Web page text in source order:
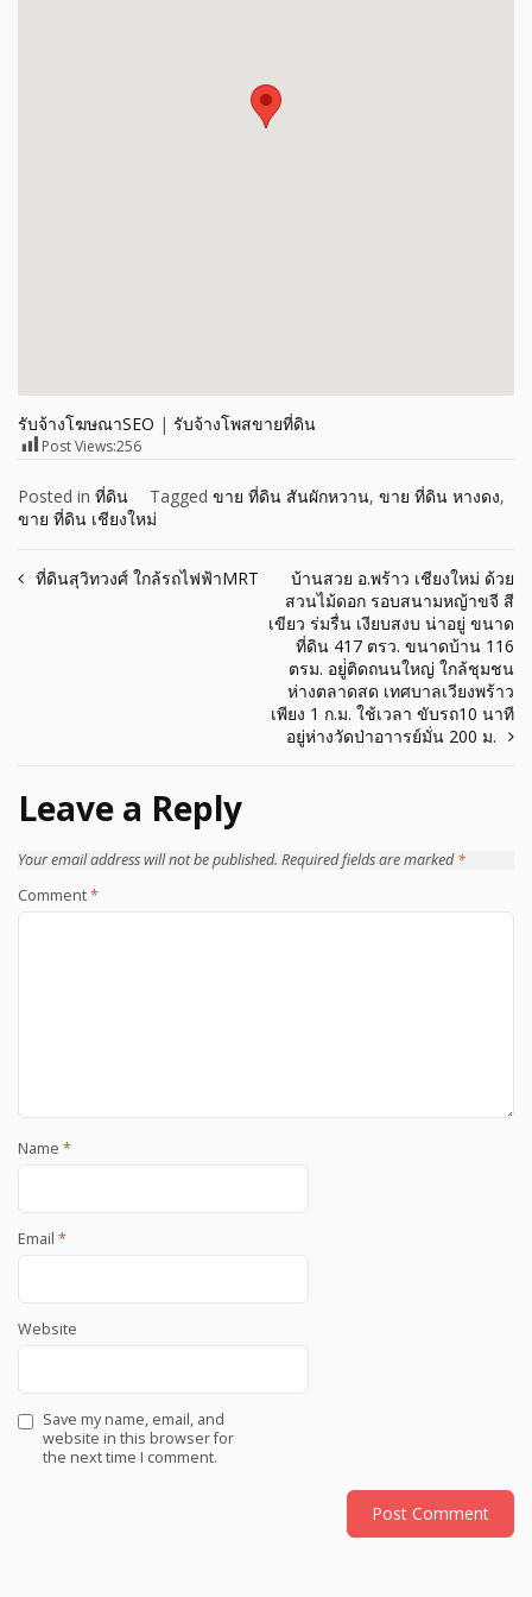
รับจ้างโฆษณาSEO | รับจ้างโพสขายที่ดิน
Post Views:256
Posted in ที่ดิน Tagged ขาย ที่ดิน สันผักหวาน, ขาย ที่ดิน หางดง,
ขาย ที่ดิน เชียงใหม่
Post
ที่ดินสุวิทวงศ์ ใกล้รถไฟฟ้าMRT
บ้านสวย อ.พร้าว เชียงใหม่ ด้วย
สวนไม้ดอก รอบสนามหญ้าขจี สี
เขียว ร่มรื่น เงียบสงบ น่าอยู่ ขนาด
ที่ดิน 417 ตรว. ขนาดบ้าน 116
ตรม. อยู่่ติดถนนใหญ่ ใกล้ชุมชน
ห่างตลาดสด เทศบาลเวียงพร้าว
เพียง 1 ก.ม. ใช้เวลา ขับรถ10 นาที
อยู่ห่างวัดป่าอาารย์มั่น 200 ม.
Leave a Reply
Your email address will not be published. Required fields are marked*
Comment*
Name *
Email *
Website
Save my name, email, and
website in this browser for
the next time I comment.